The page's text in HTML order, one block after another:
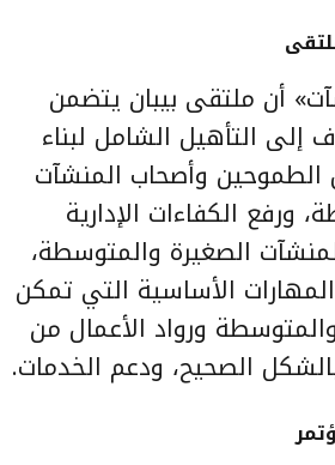
أن ملتقى بيبان يتضمن
إلى التأهيل الشامل لبناء
الطموحين وأصحاب المنشآت
ورفع الكفاءات الإدارية
الصغيرة والمتوسطة،
الأساسية التي تمكن
ورواد الأعمال من
الصحيح، ودعم الخدمات.